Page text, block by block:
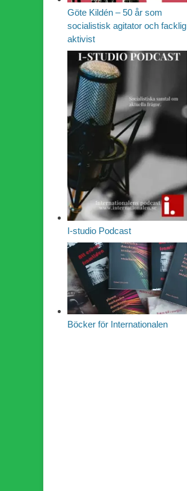
Göte Kildén – 50 år som
socialistisk agitator och facklig
aktivist
I-studio Podcast
Böcker för Internationalen